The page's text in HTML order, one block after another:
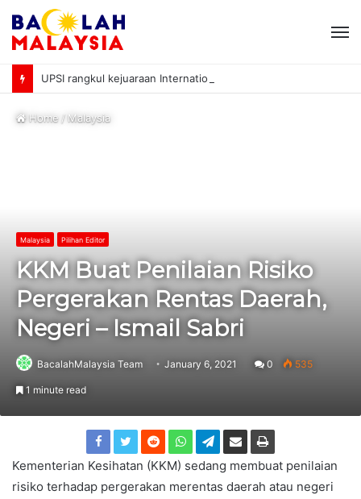
Home/Malaysia
Malaysia Pilihan Editor
KKM Buat Penilaian Risiko
Pergerakan Rentas Daerah,
Negeri – Ismail Sabri
BacalahMalaysia Team January 6, 2021 0 535
1 minute read
Kementerian Kesihatan (KKM) sedang membuat penilaian
risiko terhadap pergerakan merentas daerah atau negeri